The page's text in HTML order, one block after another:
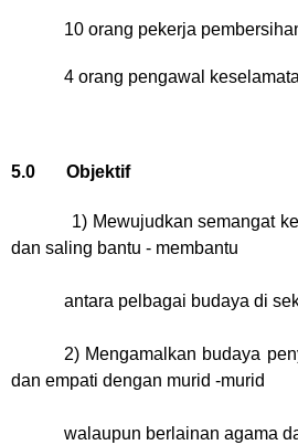
10 orang pekerja
4 orang pengawal
5.0 Objektif
1) Mewujudkan semangat
dan saling bantu - membantu
antara pelbagai budaya di
2) Mengamalkan budaya
dan empati dengan murid -murid
walaupun berlainan agama